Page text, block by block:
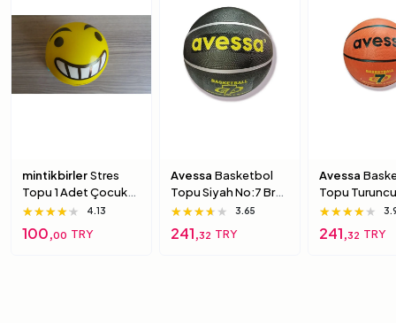
mintikbirlerStres
Topu 1 Adet Çocuk
Için Yumuşak
Süngerimsi Içi Dolu
Top 6 Numara
★★★★★
★★★★★
★★★★★ 4.13
100,00 TRY
Avessa Basketbol
Topu Siyah No:7 Brc-
7 7 Numara
★★★★★
★★★★★
★★★★★ 3.65
241,32 TRY
Avessa
Topu
Brc-7 5
★★★★★
★★★★★
★★★★★
241,32 TRY